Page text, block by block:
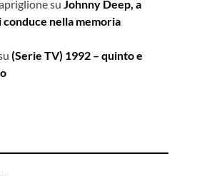
su Johnny Deep, a
nella memoria
(Serie TV) 1992 – quinto e